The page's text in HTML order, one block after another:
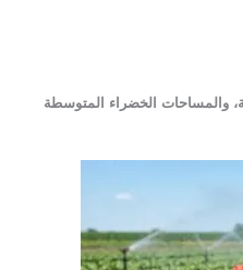
والمساحات الخضراء المتوسطة